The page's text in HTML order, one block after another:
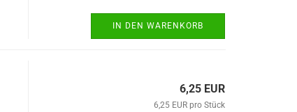
IN DEN WARENKORB
6,25 EUR
6,25 EUR pro Stück